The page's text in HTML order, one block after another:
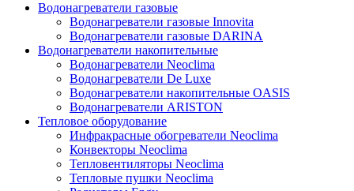
Водонагреватели газовые
Водонагреватели газовые Innovita
Водонагреватели газовые DARINA
Водонагреватели накопительные
Водонагреватели Neoclima
Водонагреватели De Luxe
Водонагреватели накопительные OASIS
Водонагреватели ARISTON
Тепловое оборудование
Инфракрасные обогреватели Neoclima
Конвекторы Neoclima
Тепловентиляторы Neoclima
Тепловые пушки Neoclima